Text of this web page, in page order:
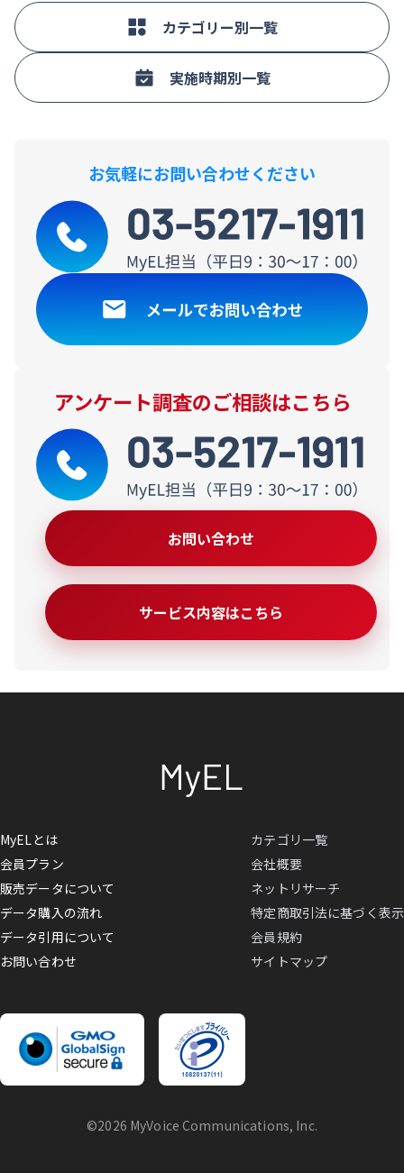
カテゴリー別一覧
実施時期別一覧
お気軽にお問い合わせください
アンケート調査のご相談はこちら
お問い合わせ
サービス内容はこちら
MyELとは
会員プラン
販売データについて
データ購入の流れ
データ引用について
お問い合わせ
カテゴリ一覧
会社概要
ネットリサーチ
特定商取引法に基づく表示
会員規約
サイトマップ
©2026 MyVoice Communications, Inc.